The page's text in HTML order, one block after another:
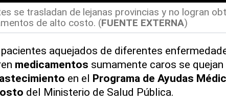
se trasladan de lejanas provincias y no logran
de alto costo. (FUENTE EXTERNA)
aquejados de diferentes
medicamentos sumamente caros se quejan
en el Programa de Ayudas
del Ministerio de Salud Pública.